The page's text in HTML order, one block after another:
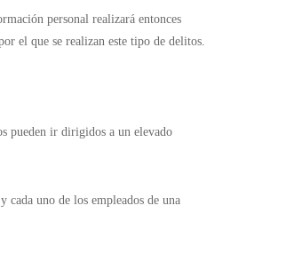
personal realizará entonces
el que se realizan este tipo de delitos.
pueden ir dirigidos a un elevado
cada uno de los empleados de una